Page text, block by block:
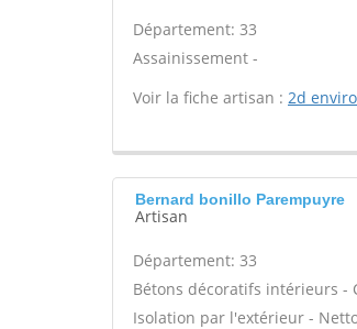
Département: 33
Assainissement -
Voir la fiche artisan : 2d
Bernard bonillo Parempuyre
Artisan
Département: 33
Bétons décoratifs intérieurs -
Isolation par l'extérieur -